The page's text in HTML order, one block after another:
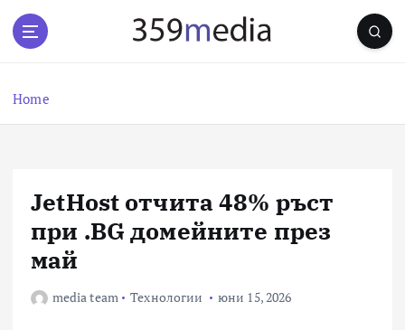
Home
JetHost отчита 48% ръст
при .BG домейните през
май
media team Технологии юни 15, 2026